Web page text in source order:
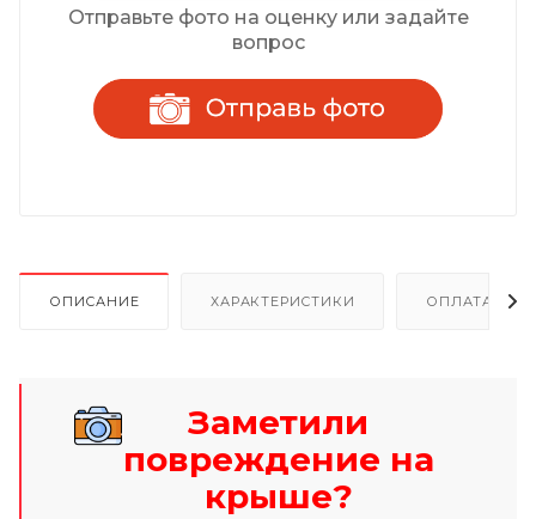
Отправьте фото на оценку или задайте
вопрос
ОПИСАНИЕ ХАРАКТЕРИСТИКИ ОПЛАТА И
Заметили
повреждение на
крыше?